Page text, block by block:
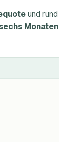
und rund
Monaten